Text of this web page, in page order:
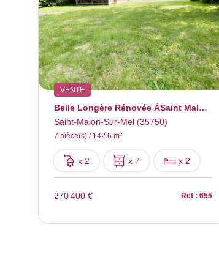
VENTE
Belle Longère Rénovée ÀSaint Malon Sur Mel
Saint-Malon-Sur-Mel (35750)
7 pièce(s) / 142.6 m²
x 2 x 7 x 2
270 400 € Ref : 655